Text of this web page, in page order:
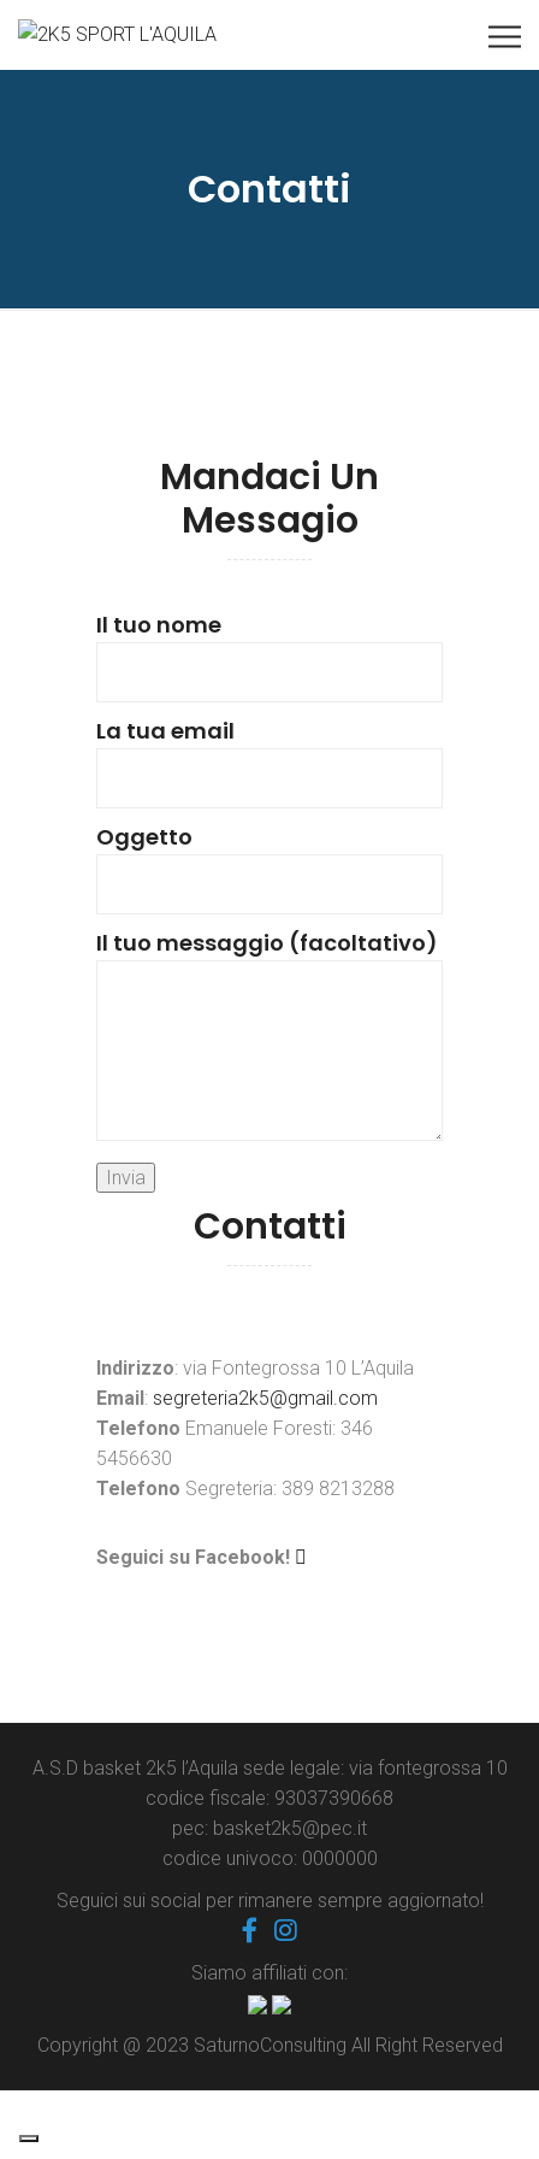
Contatti
Mandaci Un
Messagio
Il tuo nome
La tua email
Oggetto
Il tuo messaggio (facoltativo)
Contatti
Indirizzo: via Fontegrossa 10 L’Aquila
Email : segreteria2k5@gmail.com
Telefono Emanuele Foresti: 346
5456630
Telefono Segreteria: 389 8213288
Seguici su Facebook!
A.S.D basket 2k5 l’Aquila sede legale: via fontegrossa 10
codice fiscale: 93037390668
pec: basket2k5@pec.it
codice univoco: 0000000
Seguici sui social per rimanere sempre aggiornato!
Siamo affiliati con:
Copyright @ 2023 SaturnoConsulting All Right Reserved